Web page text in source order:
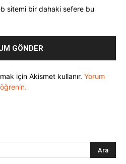
sitemi bir dahaki sefere bu
için Akismet kullanır. Yorum